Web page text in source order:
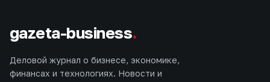
gazeta-business.
Деловой журнал о бизнесе, экономике,
финансах и технологиях. Новости и